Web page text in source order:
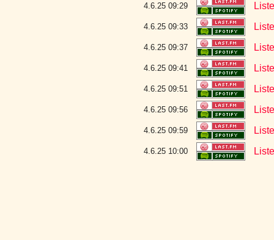
4.6.25 09:29
4.6.25 09:33
4.6.25 09:37
4.6.25 09:41
4.6.25 09:51
4.6.25 09:56
4.6.25 09:59
4.6.25 10:00